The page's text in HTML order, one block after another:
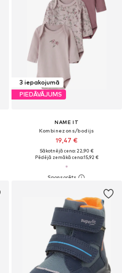
3 iepakojumā
PIEDĀVĀJUMS
NAME IT
Kombinezons/bodijs
19,47 €
Sākotnējā cena: 22,90 €
Pēdējā zemākā cena:15,92 €